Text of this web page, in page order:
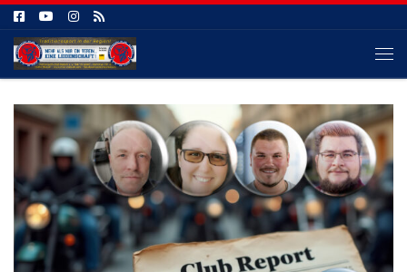
Zum Inhalt springen